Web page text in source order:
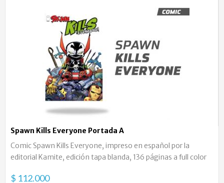
Spawn Kills Everyone Portada A
Comic Spawn Kills Everyone, impreso en español por la
editorial Kamite, edición tapa blanda, 136 páginas a full color
$ 112.000